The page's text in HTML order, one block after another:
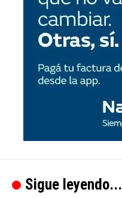
Sigue leyendo...